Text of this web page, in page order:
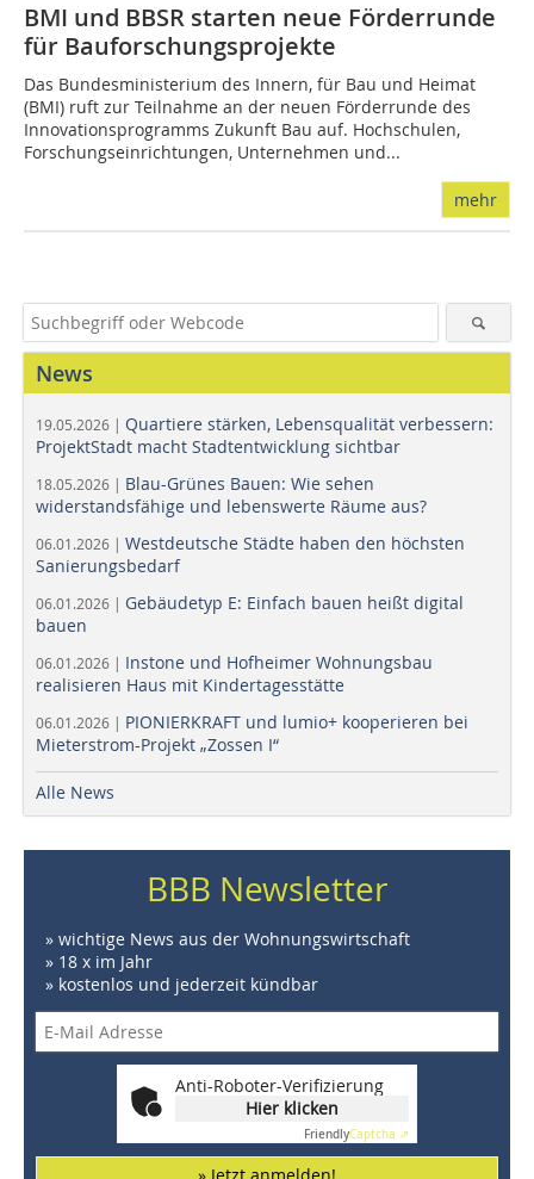
BMI und BBSR starten neue Förderrunde
für Bauforschungsprojekte
Das Bundesministerium des Innern, für Bau und Heimat
(BMI) ruft zur Teilnahme an der neuen Förderrunde des
Innovationsprogramms Zukunft Bau auf. Hochschulen,
Forschungseinrichtungen, Unternehmen und...
mehr
News
19.05.2026 | Quartiere stärken, Lebensqualität verbessern:
ProjektStadt macht Stadtentwicklung sichtbar
18.05.2026 | Blau-Grünes Bauen: Wie sehen
widerstandsfähige und lebenswerte Räume aus?
06.01.2026 | Westdeutsche Städte haben den höchsten
Sanierungsbedarf
06.01.2026 | Gebäudetyp E: Einfach bauen heißt digital
bauen
06.01.2026 | Instone und Hofheimer Wohnungsbau
realisieren Haus mit Kindertagesstätte
06.01.2026 | PIONIERKRAFT und lumio+ kooperieren bei
Mieterstrom-Projekt „Zossen I“
Alle News
BBB Newsletter
» wichtige News aus der Wohnungswirtschaft
» 18 x im Jahr
» kostenlos und jederzeit kündbar
Anti-Roboter-Verifizierung
Hier klicken
FriendlyCaptcha ⇗